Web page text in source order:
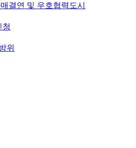
결연 및 우호협력도시
청
위